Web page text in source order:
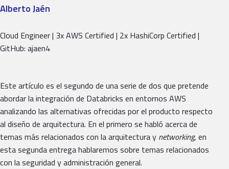
Alberto Jaén
Cloud Engineer | 3x AWS Certified | 2x HashiCorp Certified |
GitHub: ajaen4
Este artículo es el segundo de una serie de dos que pretende
abordar la integración de Databricks en entornos AWS
analizando las alternativas ofrecidas por el producto respecto
al diseño de arquitectura. En el primero se habló acerca de
temas más relacionados con la arquitectura y networking, en
esta segunda entrega hablaremos sobre temas relacionados
con la seguridad y administración general.